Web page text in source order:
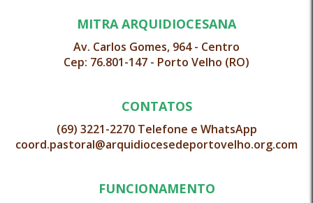
MITRA ARQUIDIOCESANA
Av. Carlos Gomes, 964 - Centro
Cep: 76.801-147 - Porto Velho (RO)
CONTATOS
(69) 3221-2270 Telefone e WhatsApp
coord.pastoral@arquidiocesedeportovelho.org.com
FUNCIONAMENTO